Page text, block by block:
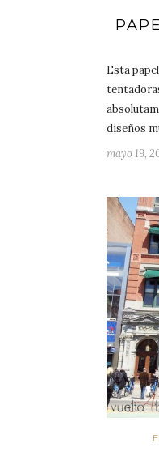
Esta
diseños
mayo 19,